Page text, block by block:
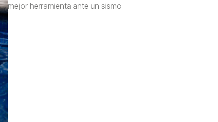
mejor herramienta ante un sismo